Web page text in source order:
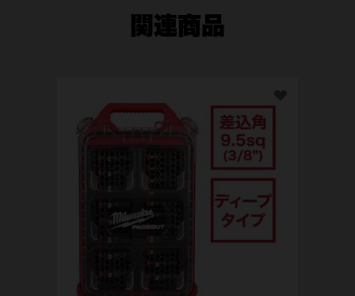
0-1,000 / 2,400 / 3,500 / -
M18
バッテリーを含む質量（kg）
着時）
関連商品